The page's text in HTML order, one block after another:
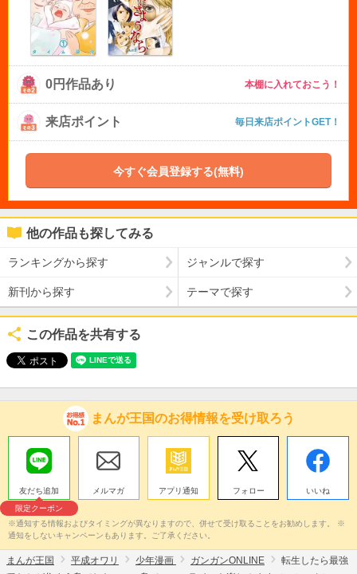
0円作品あり 本棚に入れておこう！
来店ポイント 毎日来店ポイントGET！
今すぐ会員登録する(無料)
他の作品も探してみる
ランキングから探す ジャンルで探す
新刊から探す テーマで探す
この作品を共有する
まんが王国のお得情報を受け取ろう
友だち追加
限定クーポン
メルマガ アプリ通知 フォロー いいね
※通知する情報およびタイミングが異なりますので、併せて受け取ることをお勧めします。 ※
通知をしないキャンペーンもあります。ご了承ください。
まんが王国 平成オワリ 少年漫画 ガンガンONLINE
転生したら最強